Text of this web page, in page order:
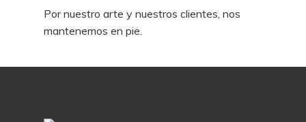
Por nuestro arte y nuestros clientes, nos
mantenemos en pie.